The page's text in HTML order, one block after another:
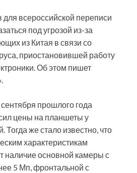
всероссийской переписи
под угрозой из-за
из Китая в связи со
приостановившей работу
Об этом пишет
сентября прошлого года
цены на планшеты у
Тогда же стало известно, что
характеристикам
наличие основной камеры с
5 Мп, фронтальной с